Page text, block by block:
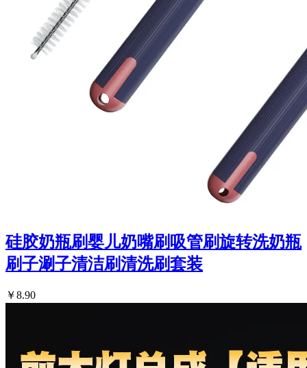
硅胶奶瓶刷婴儿奶嘴刷吸管刷旋转洗奶瓶
刷子涮子清洁刷清洗刷套装
￥8.90